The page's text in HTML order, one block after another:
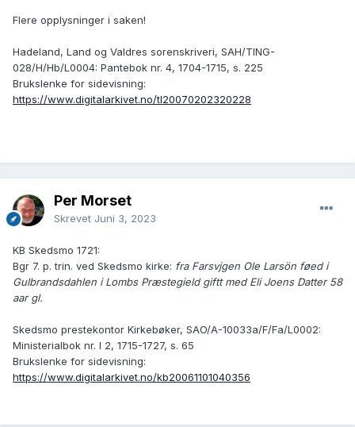
Flere opplysninger i saken!
Hadeland, Land og Valdres sorenskriveri, SAH/TING-
028/H/Hb/L0004: Pantebok nr. 4, 1704-1715, s. 225
Brukslenke for sidevisning:
https://www.digitalarkivet.no/tl20070202320228
Per Morset
Skrevet Juni 3, 2023
KB Skedsmo 1721:
Bgr 7. p. trin. ved Skedsmo kirke: fra Farsvjgen Ole Larsön føed i
Gulbrandsdahlen i Lombs Præstegield giftt med Eli Joens Datter 58
aar gl.
Skedsmo prestekontor Kirkebøker, SAO/A-10033a/F/Fa/L0002:
Ministerialbok nr. I 2, 1715-1727, s. 65
Brukslenke for sidevisning:
https://www.digitalarkivet.no/kb20061101040356